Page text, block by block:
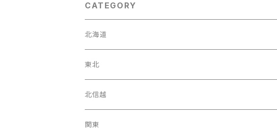
CATEGORY
北海道
東北
宮城県
岩手県
北信越
石川県
関東